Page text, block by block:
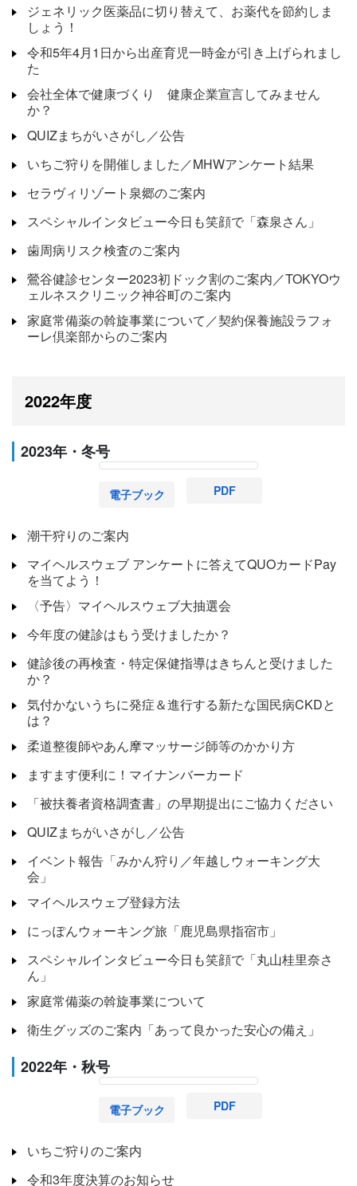
ジェネリック医薬品に切り替えて、お薬代を節約しま
しょう！
令和5年4月1日から出産育児一時金が引き上げられまし
た
会社全体で健康づくり 健康企業宣言してみません
か？
QUIZまちがいさがし／公告
いちご狩りを開催しました／MHWアンケート結果
セラヴィリゾート泉郷のご案内
スペシャルインタビュー今日も笑顔で「森泉さん」
歯周病リスク検査のご案内
鶯谷健診センター2023初ドック割のご案内／TOKYOウ
ェルネスクリニック神谷町のご案内
家庭常備薬の斡旋事業について／契約保養施設ラフォ
ーレ倶楽部からのご案内
2022年度
2023年・冬号
電子ブック PDF
潮干狩りのご案内
マイヘルスウェブ アンケートに答えてQUOカードPay
を当てよう！
〈予告〉マイヘルスウェブ大抽選会
今年度の健診はもう受けましたか？
健診後の再検査・特定保健指導はきちんと受けました
か？
気付かないうちに発症＆進行する新たな国民病CKDと
は？
柔道整復師やあん摩マッサージ師等のかかり方
ますます便利に！マイナンバーカード
「被扶養者資格調査書」の早期提出にご協力ください
QUIZまちがいさがし／公告
イベント報告「みかん狩り／年越しウォーキング大
会」
マイヘルスウェブ登録方法
にっぽんウォーキング旅「鹿児島県指宿市」
スペシャルインタビュー今日も笑顔で「丸山桂里奈さ
ん」
家庭常備薬の斡旋事業について
衛生グッズのご案内「あって良かった安心の備え」
2022年・秋号
電子ブック PDF
いちご狩りのご案内
令和3年度決算のお知らせ